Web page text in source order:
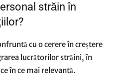
străin în
cu o cerere în creștere
lucrătorilor străini, în
în ce mai relevantă.